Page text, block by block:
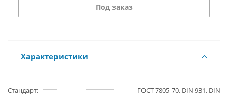
Под заказ
Характеристики
Стандарт
ГОСТ 7805-70, DIN 931, DIN